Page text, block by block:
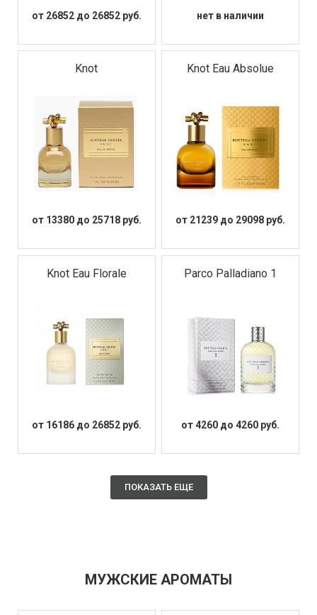
от 26852 до 26852 руб. нет в наличии
Knot
от 13380 до 25718 руб.
Knot Eau Absolue
от 21239 до 29098 руб.
Knot Eau Florale
от 16186 до 26852 руб.
Parco Palladiano 1
от 4260 до 4260 руб.
ПОКАЗАТЬ ЕЩЕ
МУЖСКИЕ АРОМАТЫ